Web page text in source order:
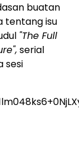
buatan
tentang isu
"The Full
serial
sesi